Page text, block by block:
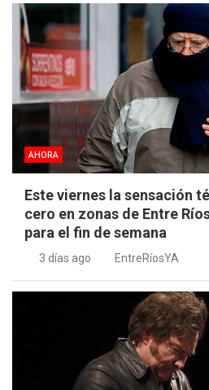
AHORA
Este viernes la sensación
cero en zonas de Entre
para el fin de semana
3 días ago EntreRíosYA